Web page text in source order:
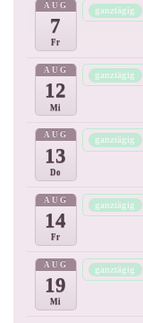
AUG
7
Fr
ganztägig
AUG
12
Mi
ganztägig
AUG
13
Do
ganztägig
AUG
14
Fr
ganztägig
AUG
19
Mi
ganztägig